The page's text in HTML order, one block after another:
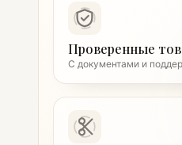
Проверенные
С документами и